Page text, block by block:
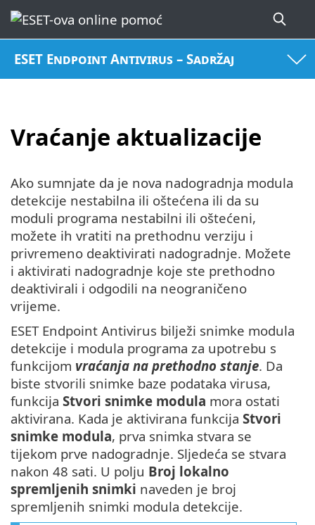
ESET Endpoint Antivirus – Sadržaj
Vraćanje aktualizacije
Ako sumnjate da je nova nadogradnja modula
detekcije nestabilna ili oštećena ili da su
moduli programa nestabilni ili oštećeni,
možete ih vratiti na prethodnu verziju i
privremeno deaktivirati nadogradnje. Možete
i aktivirati nadogradnje koje ste prethodno
deaktivirali i odgodili na neograničeno
vrijeme.
ESET Endpoint Antivirus bilježi snimke modula
detekcije i modula programa za upotrebu s
funkcijom vraćanja na prethodno stanje. Da
biste stvorili snimke baze podataka virusa,
funkcija Stvori snimke modula mora ostati
aktivirana. Kada je aktivirana funkcija Stvori
snimke modula, prva snimka stvara se
tijekom prve nadogradnje. Sljedeća se stvara
nakon 48 sati. U polju Broj lokalno
spremljenih snimki naveden je broj
spremljenih snimki modula detekcije.